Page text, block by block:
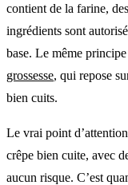
contient de la farine,
ingrédients sont
base. Le même
grossesse, qui repose
bien cuits.
Le vrai point
crêpe bien cuite, avec
aucun risque. C’est